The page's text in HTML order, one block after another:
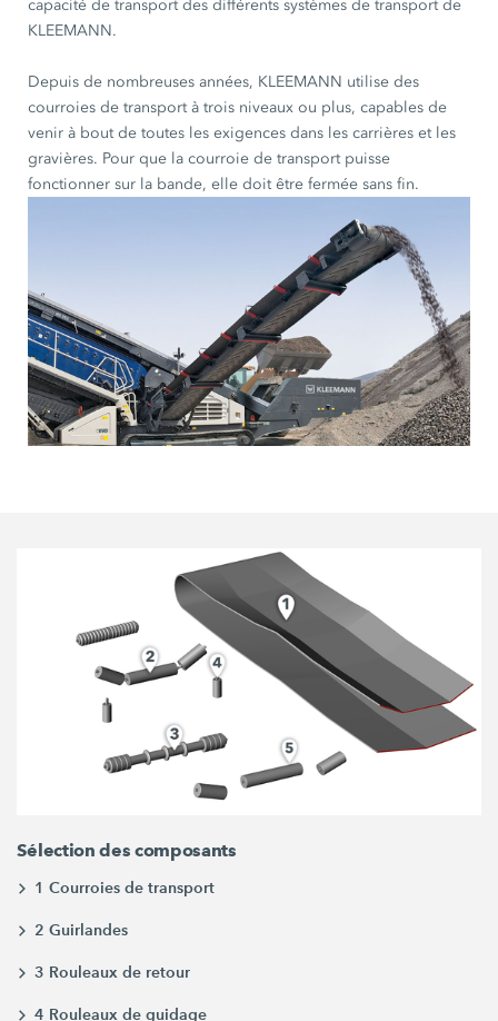
capacité de transport des différents systèmes de transport de
KLEEMANN.
Depuis de nombreuses années, KLEEMANN utilise des
courroies de transport à trois niveaux ou plus, capables de
venir à bout de toutes les exigences dans les carrières et les
gravières. Pour que la courroie de transport puisse
fonctionner sur la bande, elle doit être fermée sans fin.
Sélection des composants
1 Courroies de transport
2 Guirlandes
3 Rouleaux de retour
4 Rouleaux de guidage